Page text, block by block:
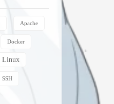
Apache
Docker
Linux
SSH